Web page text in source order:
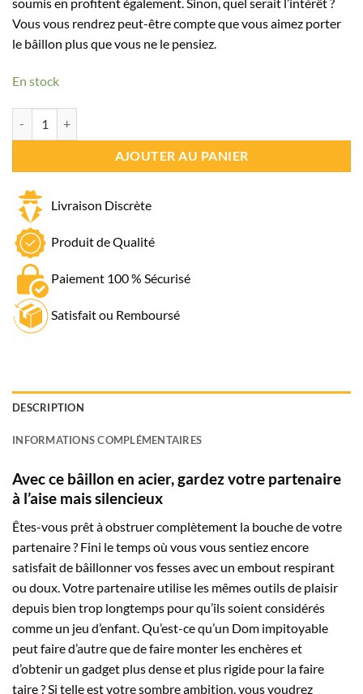
Vous vous rendrez peut-être compte que vous aimez porter
le bâillon plus que vous ne le pensiez.
En stock
AJOUTER AU PANIER
Livraison Discrète
Produit de Qualité
Paiement 100 % Sécurisé
Satisfait ou Remboursé
DESCRIPTION
INFORMATIONS COMPLÉMENTAIRES
Avec ce bâillon en acier, gardez votre partenaire
à l’aise mais silencieux
Êtes-vous prêt à obstruer complètement la bouche de votre
partenaire ? Fini le temps où vous vous sentiez encore
satisfait de bâillonner vos fesses avec un embout respirant
ou doux. Votre partenaire utilise les mêmes outils de plaisir
depuis bien trop longtemps pour qu’ils soient considérés
comme un jeu d’enfant. Qu’est-ce qu’un Dom impitoyable
peut faire d’autre que de faire monter les enchères et
d’obtenir un gadget plus dense et plus rigide pour la faire
taire ? Si telle est votre sombre ambition, vous voudrez